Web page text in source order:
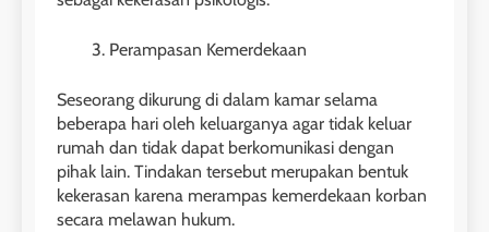
Perampasan Kemerdekaan
Seseorang dikurung di dalam kamar selama
beberapa hari oleh keluarganya agar tidak keluar
rumah dan tidak dapat berkomunikasi dengan
pihak lain. Tindakan tersebut merupakan bentuk
kekerasan karena merampas kemerdekaan korban
secara melawan hukum.